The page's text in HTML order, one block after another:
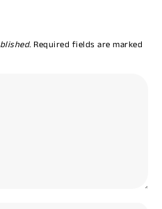
Required fields are marked